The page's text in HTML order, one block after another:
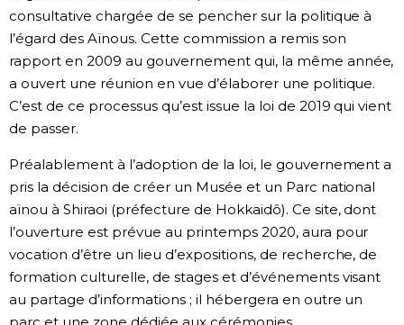
consultative chargée de se pencher sur la politique à
l’égard des Aïnous. Cette commission a remis son
rapport en 2009 au gouvernement qui, la même année,
a ouvert une réunion en vue d’élaborer une politique.
C’est de ce processus qu’est issue la loi de 2019 qui vient
de passer.
Préalablement à l’adoption de la loi, le gouvernement a
pris la décision de créer un Musée et un Parc national
aïnou à Shiraoi (préfecture de Hokkaidô). Ce site, dont
l’ouverture est prévue au printemps 2020, aura pour
vocation d’être un lieu d’expositions, de recherche, de
formation culturelle, de stages et d’événements visant
au partage d’informations ; il hébergera en outre un
parc et une zone dédiée aux cérémonies